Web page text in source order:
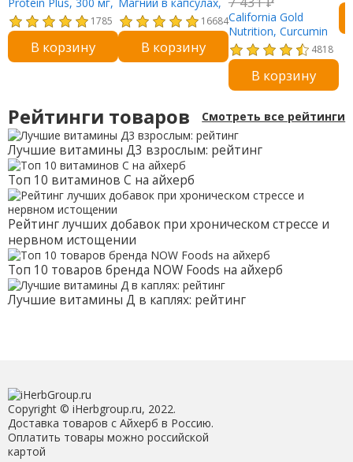
Protein Plus, 300 мг,
100 вегетарианских
капсул
1785
В корзину
Магний в капсулах,
500 мг, 100
вегетарианских
капсул
16684
В корзину
California Gold
Nutrition, Curcumin
C3 Complex с
экстрактом
BioPerine, 500 мг,
120 растительных
4818
В корзину
Рейтинги товаров Смотреть все рейтинги
Лучшие витамины Д3 взрослым: рейтинг
Топ 10 витаминов С на айхерб
Рейтинг лучших добавок при хроническом стрессе и
нервном истощении
Топ 10 товаров бренда NOW Foods на айхерб
Лучшие витамины Д в каплях: рейтинг
Copyright © iHerbgroup.ru, 2022.
Доставка товаров с Айхерб в Россию.
Оплатить товары можно российской
картой